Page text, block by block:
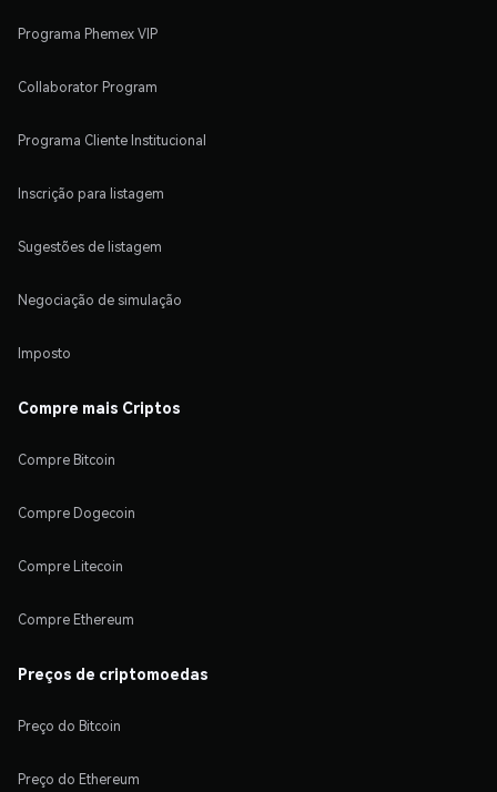
Programa Phemex VIP
Collaborator Program
Programa Cliente Institucional
Inscrição para listagem
Sugestões de listagem
Negociação de simulação
Imposto
Compre mais Criptos
Compre Bitcoin
Compre Dogecoin
Compre Litecoin
Compre Ethereum
Preços de criptomoedas
Preço do Bitcoin
Preço do Ethereum